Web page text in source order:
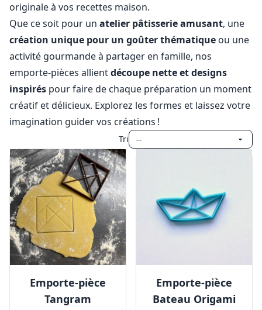
originale à vos recettes maison.
Que ce soit pour un atelier pâtisserie amusant, une
création unique pour un goûter thématique ou une
activité gourmande à partager en famille, nos
emporte‑pièces allientdécoupe nette et designs
inspirés pour faire de chaque préparation un moment
créatif et délicieux. Explorez les formes et laissez votre
imagination guider vos créations !
Tri
Emporte-pièce
Tangram
Emporte-pièce
Bateau Origami